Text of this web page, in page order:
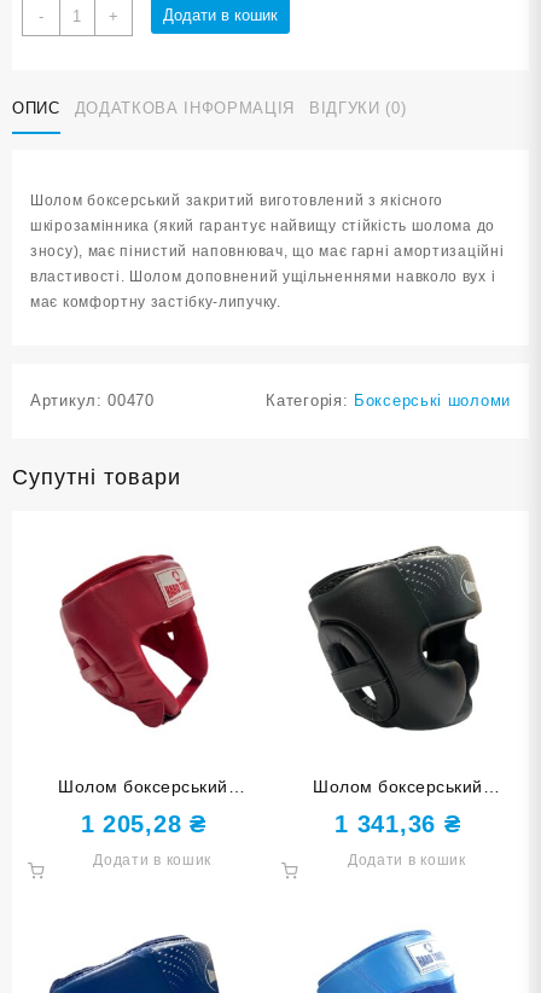
-
Шолом
боксерський
TOUCH
PU
+ Додати в кошик
ОПИС ДОДАТКОВА ІНФОРМАЦІЯ ВІДГУКИ (0)
Шолом боксерський закритий виготовлений з якісного
шкірозамінника (який гарантує найвищу стійкість шолома до
зносу), має пінистий наповнювач, що має гарні амортизаційні
властивості. Шолом доповнений ущільненнями навколо вух і
має комфортну застібку-липучку.
Артикул:00470 Категорія: Боксерські шоломи
Супутні товари
Шолом боксерський
відкритий HARD TOUCH PU
червоний M
1 205,28 ₴
Додати в кошик
Шолом боксерський
закритий HARD TOUCH PU
чорний L
1 341,36 ₴
Додати в кошик